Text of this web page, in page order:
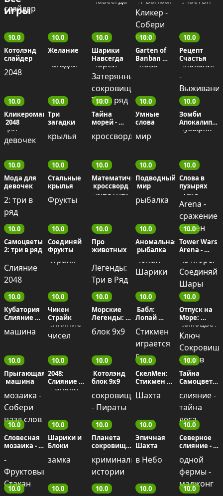
10.0
Котолэнд
слайдер
10.0
Желание
10.0
Шарики
Навсегда
10.0
Garten of
Banban
Кликер -
10.0
Рецепт
Счастья
10.0
Кликеромания
2048
10.0
Три
загадки
10.0
Тайна
морей -
10.0
Умные
слова
10.0
Зомби
Апокалипсис
10.0
Мода для
девочек
10.0
Стальные
крылья
10.0
Математический
кроссворд
10.0
Подводный
мир
10.0
Слова в
пузырях
10.0
Самоцветы
2: три в ряд
10.0
Соединяй
Фрукты
10.0
Про
животных
10.0
Аномальная
рыбалка
10.0
Tower Wars
Arena -
10.0
Кубатория
Слияние
10.0
Чикен
Страйк
10.0
Морские
Легенды:
10.0
Бабл:
Лопай
10.0
Отпуск на
Море:
Соединяй
Шары
10.0
Прыгающая
машина
10.0
2048:
Слияние
чисел
10.0
Котолэнд
блок 9x9
10.0
СкелМен:
Стикмен
размером
10.0
Тайна
Самоцветов:
Сокровищ -
Три в ряд
10.0
Словесная
мозаика -
пазл слов
10.0
Шарики и
Блоки
10.0
Планета
сокровищ -
10.0
Эпичная
Шахта
10.0
Северное
слияние -
10.0
10.0
10.0
10.0
10.0